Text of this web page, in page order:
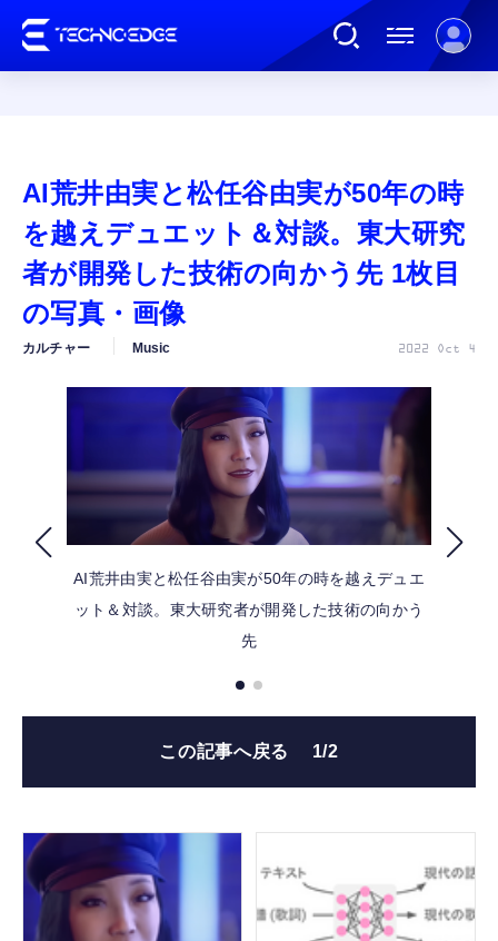
AI
ガジェット
カルチャー
公式ストア
AI荒井由実と松任谷由実が50年の時
を越えデュエット＆対談。東大研究
者が開発した技術の向かう先 1枚目
の写真・画像
カルチャー Music 2022 Oct 4
AI荒井由実と松任谷由実が50年の時を越えデュエ
ット＆対談。東大研究者が開発した技術の向かう
先
この記事へ戻る 1/2